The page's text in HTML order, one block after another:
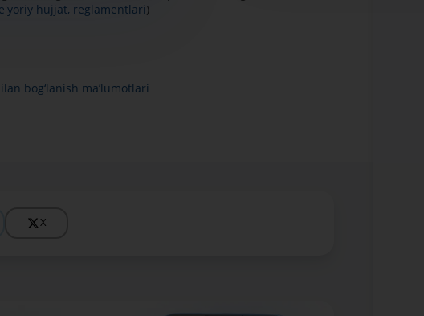
hujjat, reglamentlari)
bog‘lanish ma’lumotlari
X